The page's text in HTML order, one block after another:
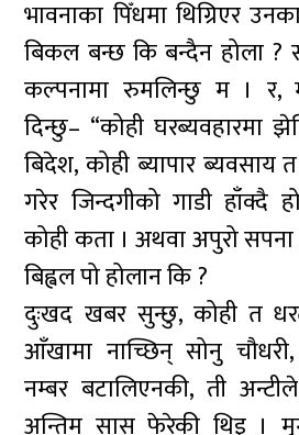
भावनाका पिँधमा थिग्रिएर
बिकल बन्छ कि बन्दैन होला ?
कल्पनामा रुमलिन्छु म ।
दिन्छु– “कोही घरब्यवहारमा
बिदेश, कोही ब्यापार ब्यवसाय
गरेर जिन्दगीको गाडी हाँक्दै
कोही कता । अथवा अपुरो
बिह्वल पो होलान कि ?
दुःखद खबर सुन्छु, कोही त
आँखामा नाच्छिन् सोनु
नम्बर बटालिएनकी, ती
अन्तिम सास फेरेकी थिइ ।